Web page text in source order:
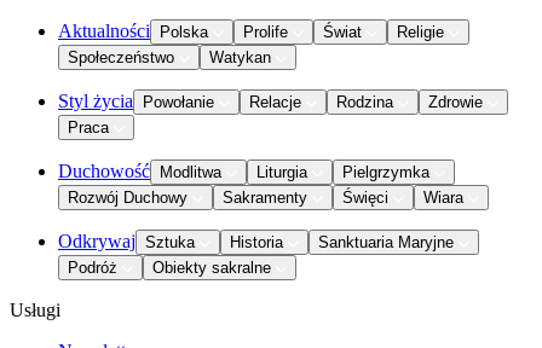
Aktualności Polska Prolife Świat
Religie
Społeczeństwo
Watykan
Styl życia Powołanie Relacje Rodzina
Zdrowie
Praca
Duchowość Modlitwa Liturgia
Pielgrzymka
Rozwój Duchowy
Sakramenty Święci Wiara
Odkrywaj Sztuka Historia
Sanktuaria Maryjne
Podróż
Obiekty sakralne
Usługi